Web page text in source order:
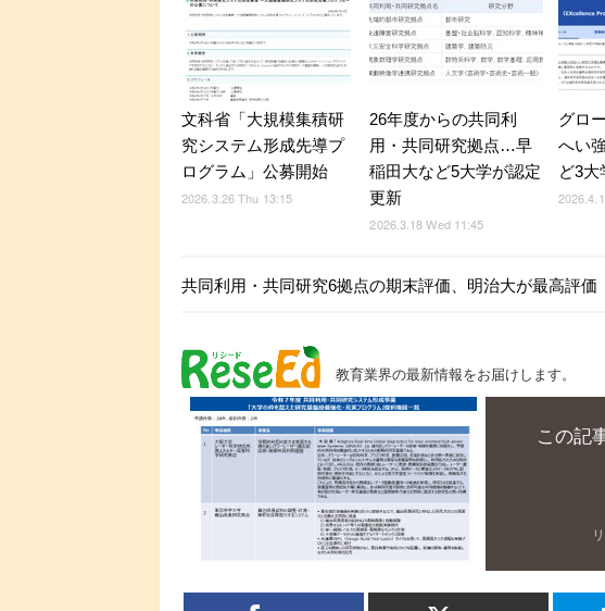
文科省「大規模集積研
究システム形成先導プ
ログラム」公募開始
2026.3.26 Thu 13:15
26年度からの共同利
用・共同研究拠点…早
稲田大など5大学が認定
更新
2026.3.18 Wed 11:45
グロ
へい
ど3大
共同利用・共同研究6拠点の期末評価、明治大が最高評価
教育業界の最新情報をお届けします。
この記